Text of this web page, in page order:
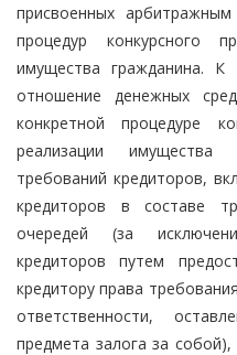
присвоенных
процедур конкурсного
имущества гражданина. К
отношение денежных
конкретной процедуре
реализации
требований кредиторов,
кредиторов в составе
очередей (за
кредиторов путем
кредитору права
ответственности,
предмета залога за